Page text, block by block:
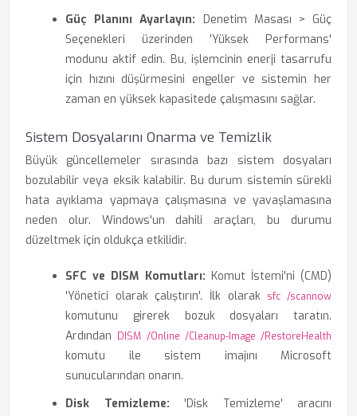
Güç Planını Ayarlayın: Denetim Masası > Güç
Seçenekleri üzerinden 'Yüksek Performans'
modunu aktif edin. Bu, işlemcinin enerji tasarrufu
için hızını düşürmesini engeller ve sistemin her
zaman en yüksek kapasitede çalışmasını sağlar.
Sistem Dosyalarını Onarma ve Temizlik
Büyük güncellemeler sırasında bazı sistem dosyaları
bozulabilir veya eksik kalabilir. Bu durum sistemin sürekli
hata ayıklama yapmaya çalışmasına ve yavaşlamasına
neden olur. Windows'un dahili araçları, bu durumu
düzeltmek için oldukça etkilidir.
SFC ve DISM Komutları: Komut İstemi'ni (CMD)
'Yönetici olarak çalıştırın'. İlk olarak sfc /scannow
komutunu girerek bozuk dosyaları taratın.
Ardından
DISM /Online /Cleanup-Image /RestoreHealth
komutu ile sistem imajını Microsoft
sunucularından onarın.
Disk Temizleme: 'Disk Temizleme' aracını